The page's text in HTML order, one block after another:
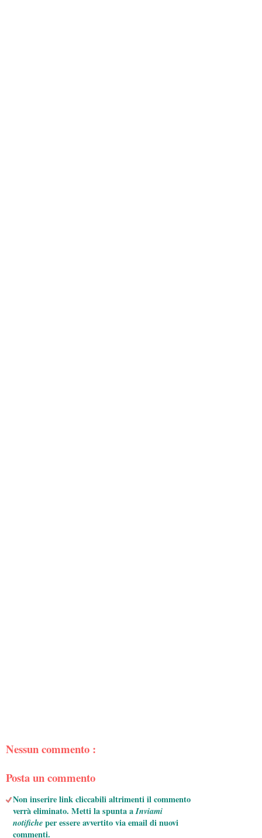
Nessun commento :
Posta un commento
Non inserire link cliccabili altrimenti il commento
verrà eliminato. Metti la spunta aInviami
notificheper essere avvertito via email di nuovi
commenti.